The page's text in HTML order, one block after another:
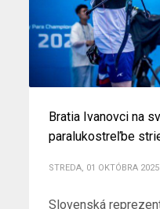
Bratia Ivanovci na
paralukostreľbe
STREDA, 01 OKTÓBRA 2025
Slovenská